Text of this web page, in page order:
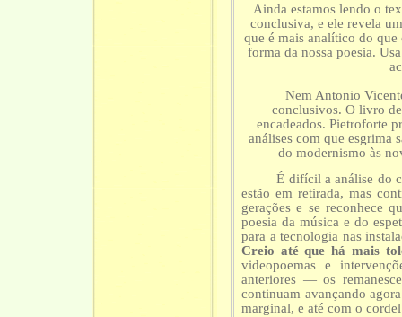
Ainda estamos lendo o
conclusiva, e ele revela
que é mais analítico do
forma da nossa poesia.
Nem Antonio Vicente
conclusivos. O livro
encadeados. Pietroforte
análises com que esgrima
do modernismo às
É difícil a análise do
estão em retirada, mas
gerações e se reconhece
poesia da música e do
para a tecnologia nas
Creio até que há mais
videopoemas e
anteriores — os
continuam avançando
marginal, e até com o